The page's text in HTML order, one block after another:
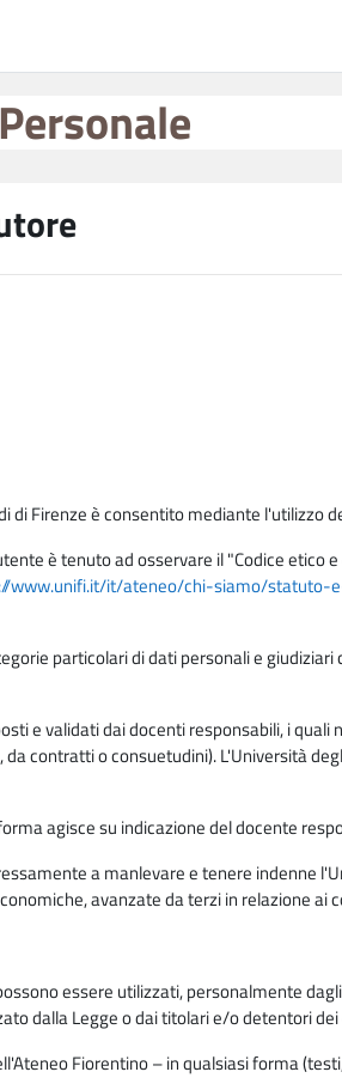
Firenze è consentito mediante l'utilizzo
è tenuto ad osservare il "Codice
www.unifi.it/it/ateneo/chi-siamo/statuto-
particolari di dati personali e
e validati dai docenti responsabili, i
contratti o consuetudini). L'Università
agisce su indicazione del docente
a manlevare e tenere indenne
avanzate da terzi in relazione ai
essere utilizzati, personalmente
dalla Legge o dai titolari e/o detentori
Fiorentino – in qualsiasi forma